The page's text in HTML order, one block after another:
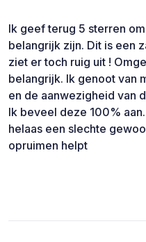
Ik geef terug 5 sterren
belangrijk zijn. Dit is een
ziet er toch ruig uit !
belangrijk. Ik genoot van
en de aanwezigheid van
Ik beveel deze 100%
helaas een slechte
opruimen helpt